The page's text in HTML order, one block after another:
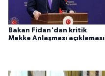
Bakan Fidan'dan kritik
Mekke Anlaşması açıklaması